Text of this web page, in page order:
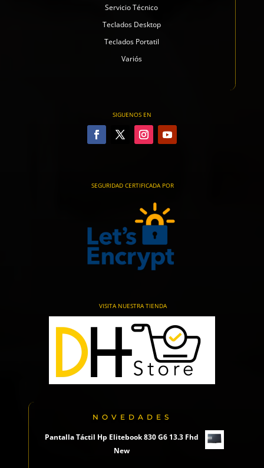
Servicio Técnico
Teclados Desktop
Teclados Portatil
Variós
SIGUENOS EN
SEGURIDAD CERTIFICADA POR
VISITA NUESTRA TIENDA
NOVEDADES
Pantalla Táctil Hp Elitebook 830 G6 13.3 Fhd
New